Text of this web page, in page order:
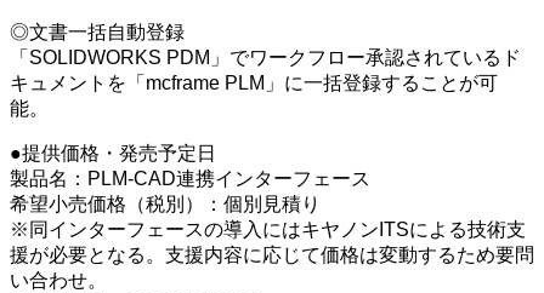
◎文書一括自動登録
「SOLIDWORKS PDM」でワークフロー承認されているド
キュメントを「mcframe PLM」に一括登録することが可
能。
●提供価格・発売予定日
製品名：PLM-CAD連携インターフェース
希望小売価格（税別）：個別見積り
※同インターフェースの導入にはキヤノンITSによる技術支
援が必要となる。支援内容に応じて価格は変動するため要問
い合わせ。